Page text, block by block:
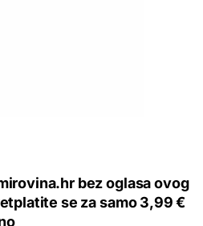
bez oglasa ovog
se za samo 3,99 €